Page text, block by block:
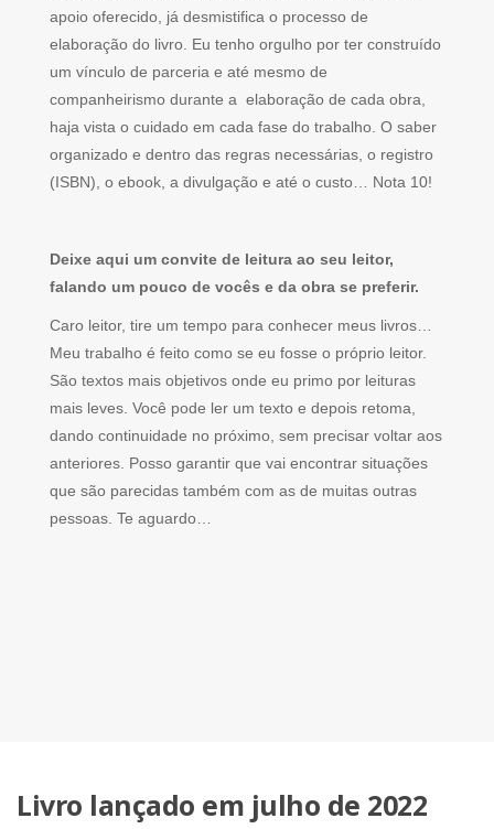
apoio oferecido, já desmistifica o processo de
elaboração do livro. Eu tenho orgulho por ter construído
um vínculo de parceria e até mesmo de
companheirismo durante a elaboração de cada obra,
haja vista o cuidado em cada fase do trabalho. O saber
organizado e dentro das regras necessárias, o registro
(ISBN), o ebook, a divulgação e até o custo… Nota 10!
Deixe aqui um convite de leitura ao seu leitor,
falando um pouco de vocês e da obra se preferir.
Caro leitor, tire um tempo para conhecer meus livros…
Meu trabalho é feito como se eu fosse o próprio leitor.
São textos mais objetivos onde eu primo por leituras
mais leves. Você pode ler um texto e depois retoma,
dando continuidade no próximo, sem precisar voltar aos
anteriores. Posso garantir que vai encontrar situações
que são parecidas também com as de muitas outras
pessoas. Te aguardo…
Livro lançado em julho de 2022